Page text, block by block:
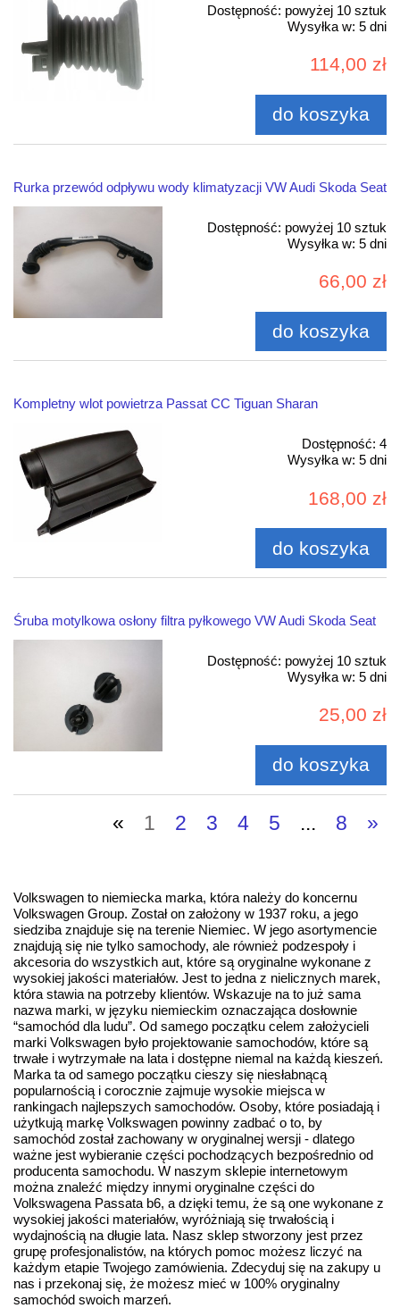
Dostępność: powyżej 10 sztuk
Wysyłka w: 5 dni
114,00 zł
do koszyka
Rurka przewód odpływu wody klimatyzacji VW Audi Skoda Seat
Dostępność: powyżej 10 sztuk
Wysyłka w: 5 dni
66,00 zł
do koszyka
Kompletny wlot powietrza Passat CC Tiguan Sharan
Dostępność: 4
Wysyłka w: 5 dni
168,00 zł
do koszyka
Śruba motylkowa osłony filtra pyłkowego VW Audi Skoda Seat
Dostępność: powyżej 10 sztuk
Wysyłka w: 5 dni
25,00 zł
do koszyka
« 1 2 3 4 5 ... 8 »
Volkswagen to niemiecka marka, która należy do koncernu
Volkswagen Group. Został on założony w 1937 roku, a jego
siedziba znajduje się na terenie Niemiec. W jego asortymencie
znajdują się nie tylko samochody, ale również podzespoły i
akcesoria do wszystkich aut, które są oryginalne wykonane z
wysokiej jakości materiałów. Jest to jedna z nielicznych marek,
która stawia na potrzeby klientów. Wskazuje na to już sama
nazwa marki, w języku niemieckim oznaczająca dosłownie
“samochód dla ludu”. Od samego początku celem założycieli
marki Volkswagen było projektowanie samochodów, które są
trwałe i wytrzymałe na lata i dostępne niemal na każdą kieszeń.
Marka ta od samego początku cieszy się niesłabnącą
popularnością i corocznie zajmuje wysokie miejsca w
rankingach najlepszych samochodów. Osoby, które posiadają i
użytkują markę Volkswagen powinny zadbać o to, by
samochód został zachowany w oryginalnej wersji - dlatego
ważne jest wybieranie części pochodzących bezpośrednio od
producenta samochodu. W naszym sklepie internetowym
można znaleźć między innymi oryginalne części do
Volkswagena Passata b6, a dzięki temu, że są one wykonane z
wysokiej jakości materiałów, wyróżniają się trwałością i
wydajnością na długie lata. Nasz sklep stworzony jest przez
grupę profesjonalistów, na których pomoc możesz liczyć na
każdym etapie Twojego zamówienia. Zdecyduj się na zakupy u
nas i przekonaj się, że możesz mieć w 100% oryginalny
samochód swoich marzeń.